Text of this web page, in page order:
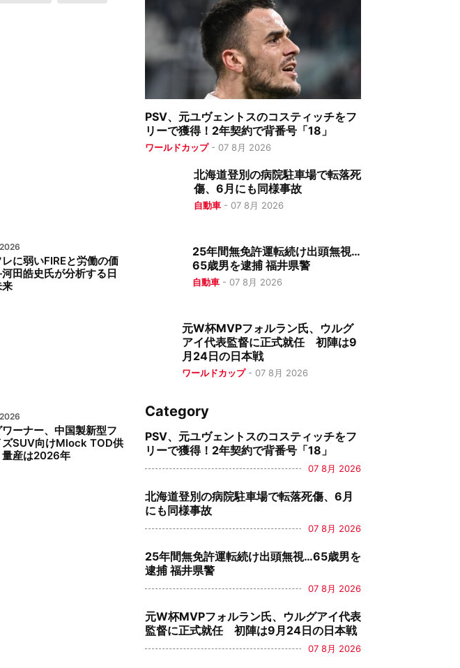
に弱いFIREと労働の価
田皓史氏が分析する日
ーナー、中国製新型フ
ズSUV向けMlock TOD供
産は2026年
PSV、元ユヴェントスのコスティッチをフ
リーで獲得！2年契約で背番号「18」
ワールドカップ- 07 8月 2026
北海道登別の病院駐車場で転落死
傷、6月にも同様事故
自動車- 07 8月 2026
25年間無免許運転続け出頭無視…
65歳男を逮捕 福井県警
自動車 -07 8月 2026
元W杯MVPフォルラン氏、ウルグ
アイ代表監督に正式就任 初陣は9
月24日の日本戦
ワールドカップ- 07 8月 2026
Category
PSV、元ユヴェントスのコスティッチをフ
リーで獲得！2年契約で背番号「18」
07 8月 2026
北海道登別の病院駐車場で転落死傷、6月
にも同様事故
07 8月 2026
25年間無免許運転続け出頭無視…65歳男を
逮捕 福井県警
07 8月 2026
元W杯MVPフォルラン氏、ウルグアイ代表
監督に正式就任 初陣は9月24日の日本戦
07 8月 2026